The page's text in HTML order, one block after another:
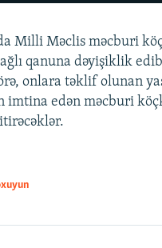
Milli Məclis məcburi
qanuna dəyişiklik
onlara təklif olunan
imtina edən məcburi